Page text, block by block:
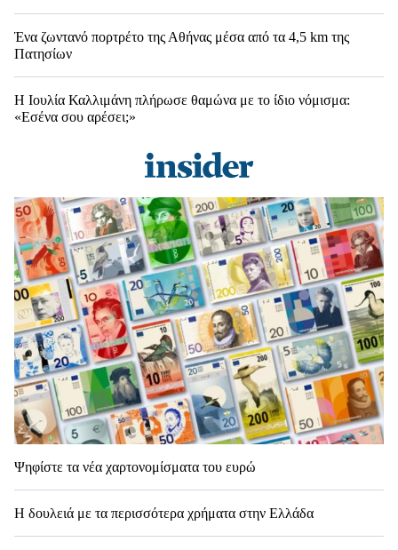
Ένα ζωντανό πορτρέτο της Αθήνας μέσα από τα 4,5 km της
Πατησίων
Η Ιουλία Καλλιμάνη πλήρωσε θαμώνα με το ίδιο νόμισμα:
«Εσένα σου αρέσει;»
Ψηφίστε τα νέα χαρτονομίσματα του ευρώ
Η δουλειά με τα περισσότερα χρήματα στην Ελλάδα